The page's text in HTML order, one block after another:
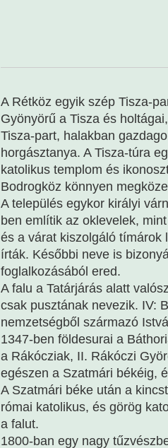
A Rétköz egyik szép Tisza-
Gyönyörű a Tisza és
Tisza-part, halakban
horgásztanya. A Tisza-túra
katolikus templom és
Bodrogköz könnyen
A település egykor királyi
ben említik az oklevelek,
és a várat kiszolgáló tímárok
írták. Későbbi neve is
foglalkozásából ered.
A falu a Tatárjárás alatt
csak pusztának nevezik. IV:
nemzetségből származó
1347-ben földesurai a
a Rákócziak, II. Rákóczi
egészen a Szatmári békéig,
A Szatmári béke után a
római katolikus, és görög
a falut.
1800-ban egy nagy